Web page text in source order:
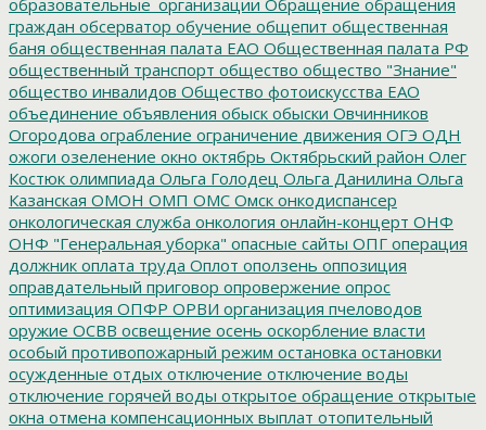
граждан обсерватор обучение общепит общественная
баня общественная палата ЕАО Общественная палата РФ
общественный транспорт общество общество "Знание"
общество инвалидов Общество фотоискусства ЕАО
объединение объявления обыск обыски Овчинников
Огородова ограбление ограничение движения ОГЭ ОДН
ожоги озеленение окно октябрь Октябрьский район Олег
Костюк олимпиада Ольга Голодец Ольга Данилина Ольга
Казанская ОМОН ОМП ОМС Омск онкодиспансер
онкологическая служба онкология онлайн-концерт ОНФ
ОНФ "Генеральная уборка" опасные сайты ОПГ операция
должник оплата труда Оплот оползень оппозиция
оправдательный приговор опровержение опрос
оптимизация ОПФР ОРВИ организация пчеловодов
оружие ОСВВ освещение осень оскорбление власти
особый противопожарный режим остановка остановки
осужденные отдых отключение отключение воды
отключение горячей воды открытое обращение открытые
окна отмена компенсационных выплат отопительный